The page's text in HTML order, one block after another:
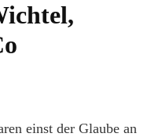
einst der Glaube an